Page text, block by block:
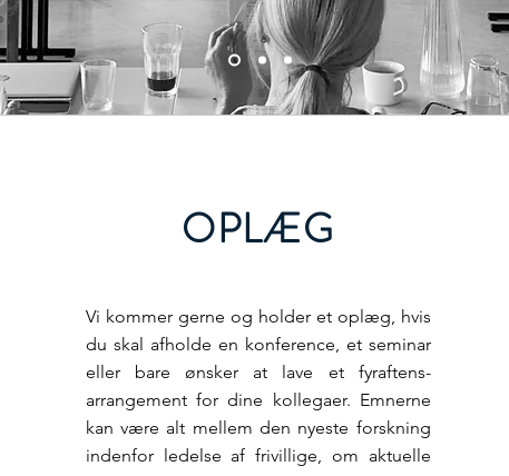
OPLÆG
Vi kommer gerne og holder et oplæg, hvis
du skal afholde en konference, et seminar
eller bare ønsker at lave et fyraftens-
arrangement for dine kollegaer. Emnerne
kan være alt mellem den nyeste forskning
indenfor ledelse af frivillige, om aktuelle